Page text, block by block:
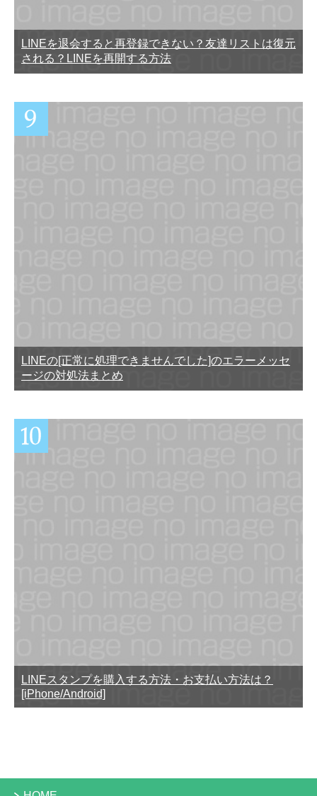
LINEを退会すると再登録できない？友達リストは復元
される？LINEを再開する方法
LINEの[正常に処理できませんでした]のエラーメッセ
ージの対処法まとめ
LINEスタンプを購入する方法・お支払い方法は？
[iPhone/Android]